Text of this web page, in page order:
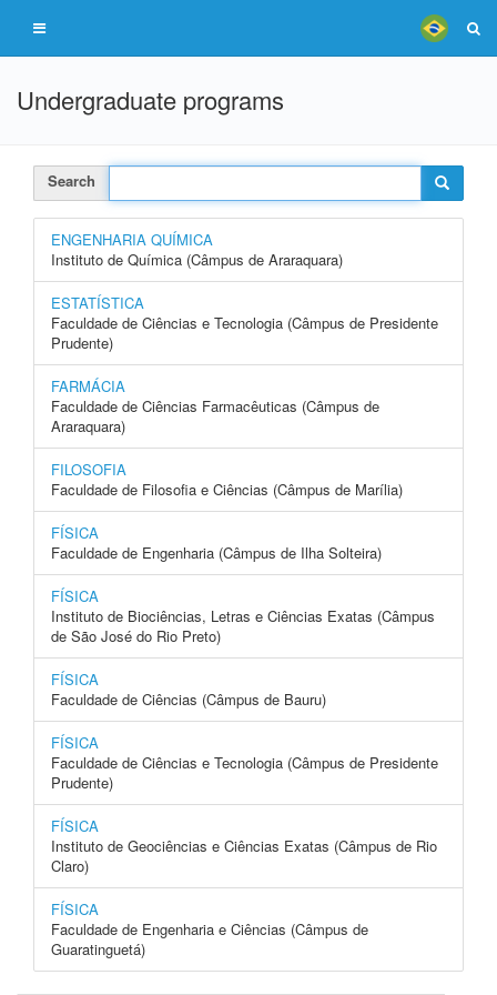
Undergraduate programs
Search
ENGENHARIA QUÍMICA
Instituto de Química (Câmpus de Araraquara)
ESTATÍSTICA
Faculdade de Ciências e Tecnologia (Câmpus de Presidente
Prudente)
FARMÁCIA
Faculdade de Ciências Farmacêuticas (Câmpus de
Araraquara)
FILOSOFIA
Faculdade de Filosofia e Ciências (Câmpus de Marília)
FÍSICA
Faculdade de Engenharia (Câmpus de Ilha Solteira)
FÍSICA
Instituto de Biociências, Letras e Ciências Exatas (Câmpus
de São José do Rio Preto)
FÍSICA
Faculdade de Ciências (Câmpus de Bauru)
FÍSICA
Faculdade de Ciências e Tecnologia (Câmpus de Presidente
Prudente)
FÍSICA
Instituto de Geociências e Ciências Exatas (Câmpus de Rio
Claro)
FÍSICA
Faculdade de Engenharia e Ciências (Câmpus de
Guaratinguetá)